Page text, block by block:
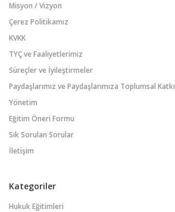
Misyon / Vizyon
Çerez Politikamız
KVKK
TYÇ ve Faaliyetlerimiz
Süreçler ve İyileştirmeler
Paydaşlarımız ve Paydaşlarımıza Toplumsal Katkı
Yönetim
Eğitim Öneri Formu
Sık Sorulan Sorular
İletişim
Kategoriler
Hukuk Eğitimleri